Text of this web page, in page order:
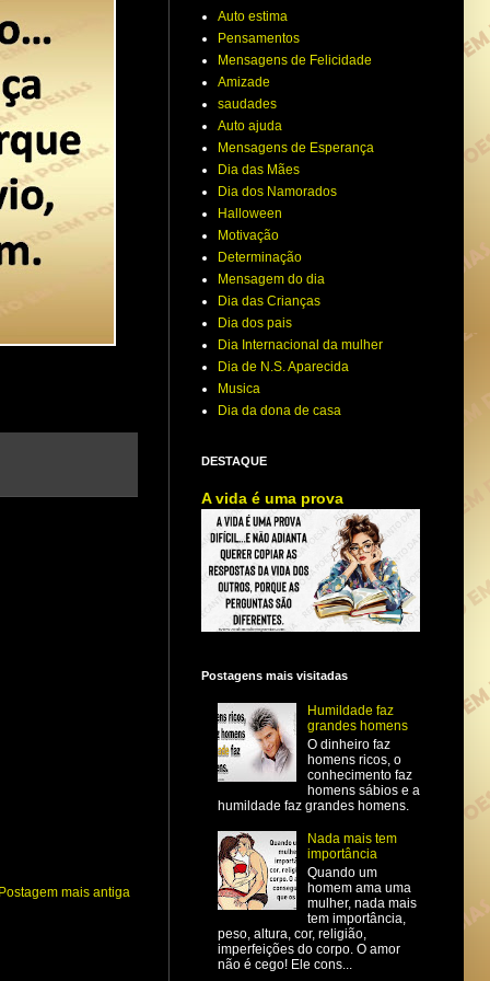
Postagem mais antiga
Auto estima
Pensamentos
Mensagens de Felicidade
Amizade
saudades
Auto ajuda
Mensagens de Esperança
Dia das Mães
Dia dos Namorados
Halloween
Motivação
Determinação
Mensagem do dia
Dia das Crianças
Dia dos pais
Dia Internacional da mulher
Dia de N.S. Aparecida
Musica
Dia da dona de casa
DESTAQUE
A vida é uma prova
Postagens mais visitadas
Humildade faz
grandes homens
O dinheiro faz
homens ricos, o
conhecimento faz
homens sábios e a
humildade faz grandes homens.
Nada mais tem
importância
Quando um
homem ama uma
mulher, nada mais
tem importância,
peso, altura, cor, religião,
imperfeições do corpo. O amor
não é cego! Ele cons...